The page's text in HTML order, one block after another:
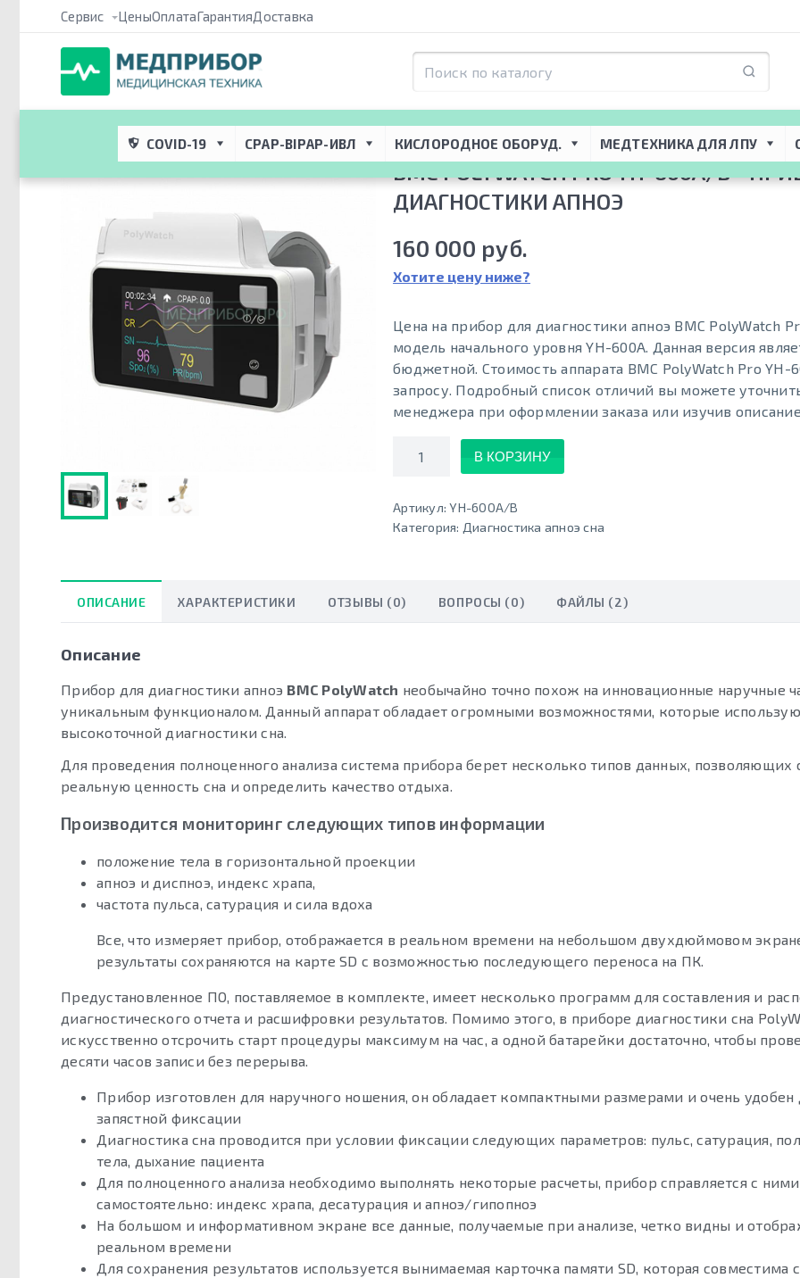
Сервис ЦеныОплатаГарантияДоставка
COVID-19 CPAP-BIPAP-ИВЛ КИСЛОРОДНОЕ ОБОРУД. МЕДТЕХНИКА ДЛЯ ЛПУ
диагностики апноэ
BMC POLYWATCH PRO YH-600A/B -
ДИАГНОСТИКИ АПНОЭ
160 000 руб.
Хотите цену ниже?
Цена на прибор для диагностики апноэ BMC PolyWatch
модель начального уровня YH-600A. Данная версия
бюджетной. Стоимость аппарата BMC PolyWatch Pro YH-
запросу. Подробный список отличий вы можете
менеджера при оформлении заказа или изучив
Количество
В КОРЗИНУ
Артикул:YH-600A/B
Категория: Диагностика апноэ сна
ОПИСАНИЕ ХАРАКТЕРИСТИКИ ОТЗЫВЫ (0) ВОПРОСЫ (0) ФАЙЛЫ (2)
Описание
Прибор для диагностики апноэBMC PolyWatch необычайно точно похож на инновационные наручные
уникальным функционалом. Данный аппарат обладает огромными возможностями, которые
высокоточной диагностики сна.
Для проведения полноценного анализа система прибора берет несколько типов данных, позволяющих
реальную ценность сна и определить качество отдыха.
Производится мониторинг следующих типов информации
положение тела в горизонтальной проекции
апноэ и диспноэ, индекс храпа,
частота пульса, сатурация и сила вдоха
Все, что измеряет прибор, отображается в реальном времени на небольшом двухдюймовом
результаты сохраняются на карте SD с возможностью последующего переноса на ПК.
Предустановленное ПО, поставляемое в комплекте, имеет несколько программ для составления и
диагностического отчета и расшифровки результатов. Помимо этого, в приборе диагностики сна
искусственно отсрочить старт процедуры максимум на час, а одной батарейки достаточно, чтобы
десяти часов записи без перерыва.
Прибор изготовлен для наручного ношения, он обладает компактными размерами и очень удобен
запястной фиксации
Диагностика сна проводится при условии фиксации следующих параметров: пульс, сатурация,
тела, дыхание пациента
Для полноценного анализа необходимо выполнять некоторые расчеты, прибор справляется с ними
самостоятельно: индекс храпа, десатурация и апноэ/гипопноэ
На большом и информативном экране все данные, получаемые при анализе, четко видны и
реальном времени
Для сохранения результатов используется вынимаемая карточка памяти SD, которая совместима